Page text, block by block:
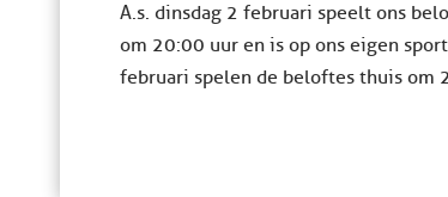
A.s. dinsdag 2 februari speelt ons
om 20:00 uur en is op ons eigen
februari spelen de beloftes thuis om